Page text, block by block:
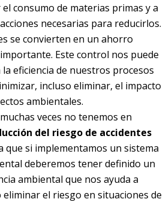
consumo de materias primas y a
necesarias para reducirlos.
se convierten en un ahorro
Este control nos puede
eficiencia de nuestros procesos
incluso eliminar, el impacto
ambientales.
veces no tenemos en
del riesgo de accidentes
que si implementamos un sistema
deberemos tener definido un
ambiental que nos ayuda a
eliminar el riesgo en situaciones de